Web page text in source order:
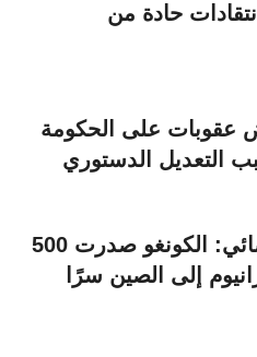
حادة من
عقوبات على الحكومة
التعديل الدستوري
تقرير استقصائي: الكونغو صدرت 500
إلى الصين سرًا